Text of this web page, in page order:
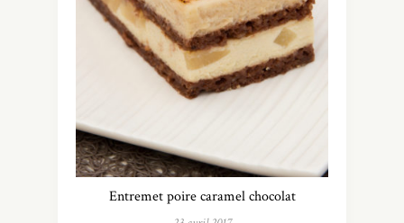
Entremet poire caramel chocolat